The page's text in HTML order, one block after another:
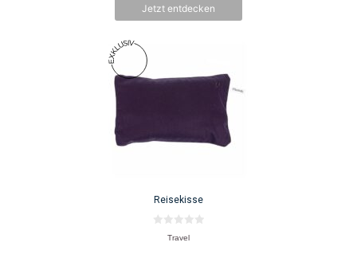
Jetzt entdecken
Reisekisse
Travel